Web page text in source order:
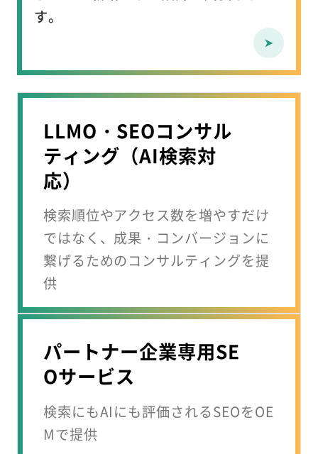
す。
LLMO・SEOコンサル
ティング（AI検索対
応）
検索順位やアクセス数を増やすだけ
ではなく、成果・コンバージョンに
繋げるためのコンサルティングを提
供
パートナー企業専用SE
Oサービス
検索にもAIにも評価されるSEOをOE
Mで提供